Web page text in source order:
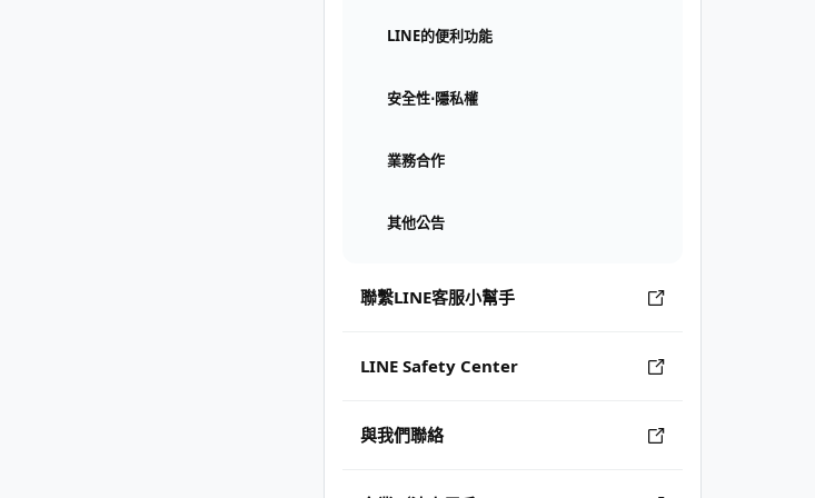
LINE的便利功能
安全性⋅隱私權
業務合作
其他公告
聯繫LINE客服小幫手
LINE Safety Center
與我們聯絡